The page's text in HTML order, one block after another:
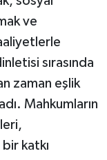
ve
sırasında
zaman eşlik
Mahkumların
katkı